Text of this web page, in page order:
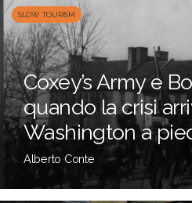
Coxey’s Army e
quando la crisi
Washington a
Alberto Conte
SLOW TOURISM